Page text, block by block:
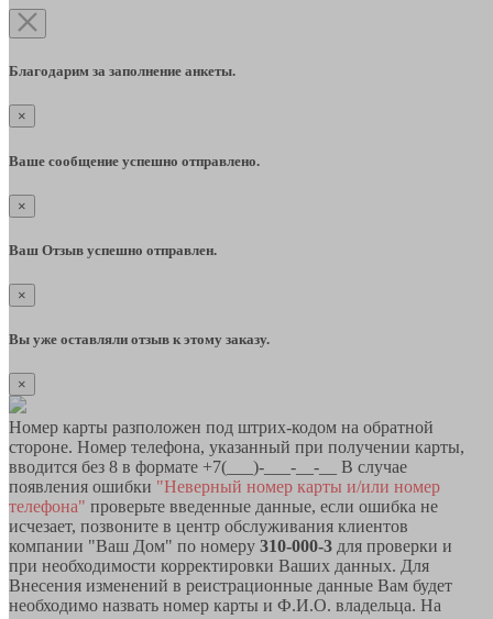
Благодарим за заполнение анкеты.
×
Ваше сообщение успешно отправлено.
×
Ваш Отзыв успешно отправлен.
×
Вы уже оставляли отзыв к этому заказу.
×
Номер карты разположен под штрих-кодом на обратной
стороне. Номер телефона, указанный при получении карты,
вводится без 8 в формате +7(___)-___-__-__ В случае
появления ошибки "Неверный номер карты и/или номер
телефона" проверьте введенные данные, если ошибка не
исчезает, позвоните в центр обслуживания клиентов
компании "Ваш Дом" по номеру 310-000-3 для проверки и
при необходимости корректировки Ваших данных. Для
Внесения изменений в реистрационные данные Вам будет
необходимо назвать номер карты и Ф.И.О. владельца. На